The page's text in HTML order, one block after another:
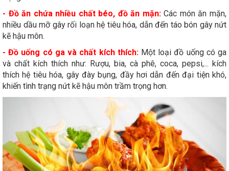
- Đồ ăn chứa nhiều chất béo, đồ ăn mặn: Các món ăn mặn,
nhiều dầu mỡ gây rối loạn hệ tiêu hóa, dẫn đến táo bón gây nứt
kẽ hậu môn.
- Đồ uống có ga và chất kích thích:Một loại đồ uống có ga
và chất kích thích như: Rượu, bia, cà phê, coca, pepsi,... kích
thích hệ tiêu hóa, gây đày bụng, đầy hơi dẫn đến đại tiện khó,
khiến tình trạng nứt kẽ hậu môn trầm trọng hơn.